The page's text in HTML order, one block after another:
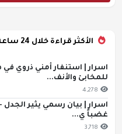
الأكثر قراءة خلال 24 ساعة
اسرار | استنفار أمني ذروي
للمخابئ والأنف...
4,278
اسرار | بيان رسمي يثير الجدل
غضباً ي...
3,718